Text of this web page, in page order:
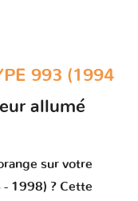
993 (1994
allumé
sur votre
- 1998) ? Cette